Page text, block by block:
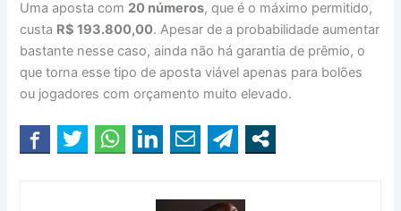
Uma aposta com 20 números, que é o máximo permitido,
custa R$ 193.800,00. Apesar de a probabilidade aumentar
bastante nesse caso, ainda não há garantia de prêmio, o
que torna esse tipo de aposta viável apenas para bolões
ou jogadores com orçamento muito elevado.